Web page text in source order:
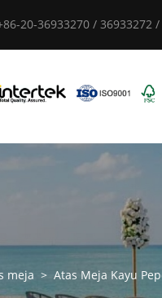
20-36933270 / 36933272
meja > Atas Meja Kayu